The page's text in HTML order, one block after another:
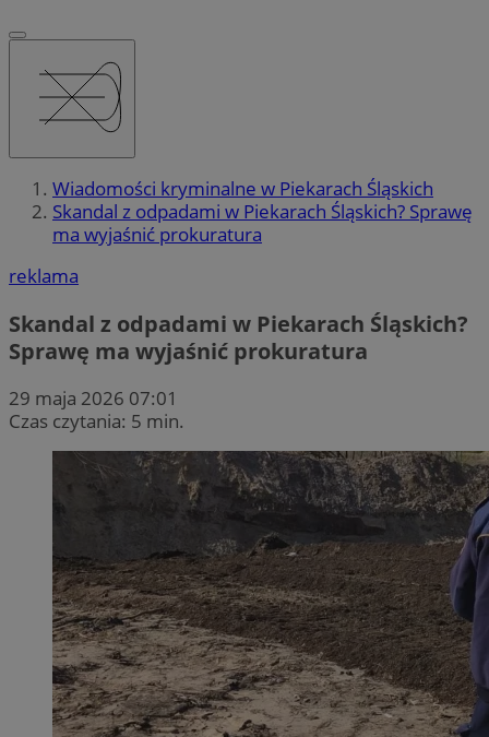
Wiadomości kryminalne w Piekarach Śląskich
Skandal z odpadami w Piekarach Śląskich? Sprawę
ma wyjaśnić prokuratura
reklama
Skandal z odpadami w Piekarach Śląskich?
Sprawę ma wyjaśnić prokuratura
29 maja 2026 07:01
Czas czytania: 5 min.